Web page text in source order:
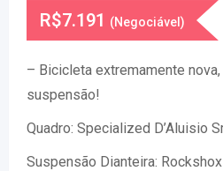
R$7.191 (Negociável)
– Bicicleta extremamente
suspensão!
Quadro: Specialized D’Aluisio
Suspensão Dianteira: